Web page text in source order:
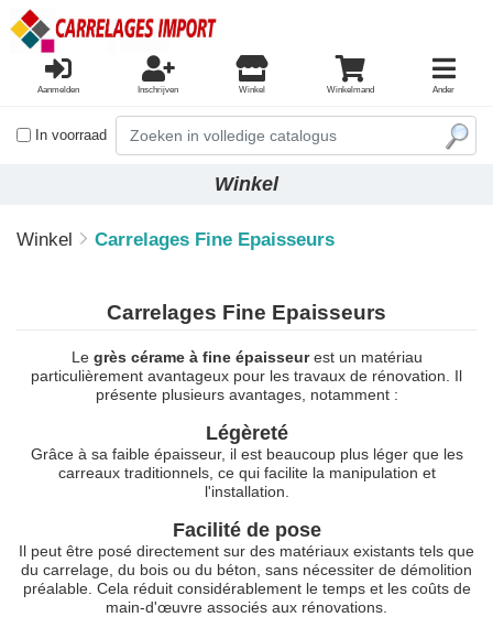
Aanmelden Inschrijven Winkel Winkelmand Ander
In voorraad
Winkel
Winkel Carrelages Fine Epaisseurs
Carrelages Fine Epaisseurs
Le grès cérame à fine épaisseurest un matériau
particulièrement avantageux pour les travaux de rénovation. Il
présente plusieurs avantages, notamment :
Légèreté
Grâce à sa faible épaisseur, il est beaucoup plus léger que les
carreaux traditionnels, ce qui facilite la manipulation et
l'installation.
Facilité de pose
Il peut être posé directement sur des matériaux existants tels que
du carrelage, du bois ou du béton, sans nécessiter de démolition
préalable. Cela réduit considérablement le temps et les coûts de
main-d'œuvre associés aux rénovations.